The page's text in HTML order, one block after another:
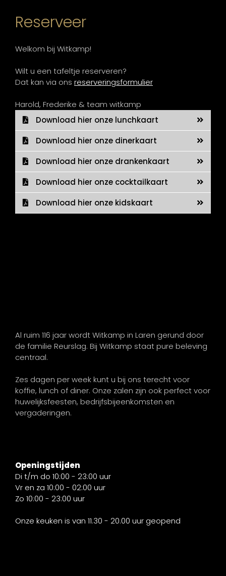
Reserveer
Welkom bij Witkamp!
Wilt u een tafeltje reserveren?
Dat kan via ons reserveringsformulier
Harold, Frederike & team witkamp
Download hier onze lunchkaart
Download hier onze dinerkaart
Download hier onze drankenkaart
Download hier onze cocktailkaart
Download hier onze kidskaart
Al ruim 116 jaar wordt Witkamp in Laren gerund door
de familie Reurslag. Bij Witkamp staat pure beleving
centraal.
Zes dagen per week kunt u bij ons terecht voor
koffie, lunch of diner. Onze zalen zijn ook perfect voor
huwelijksfeesten, bedrijfsbijeenkomsten en
vergaderingen.
Openingstijden
Di t/m do 10:00 - 23:00 uur
Vr en za 10:00 - 02:00 uur
Zo 10:00 - 23:00 uur
Onze keuken is van 11.30 - 20.00 uur geopend